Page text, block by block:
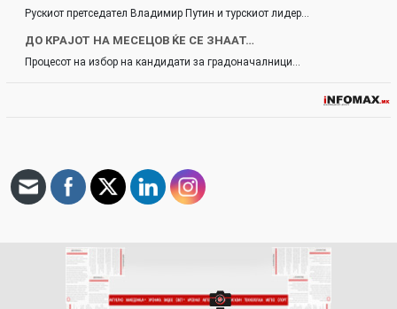
Рускиот претседател Владимир Путин и турскиот лидер…
ДО КРАЈОТ НА МЕСЕЦОВ ЌЕ СЕ ЗНААТ…
Процесот на избор на кандидати за градоначалници…